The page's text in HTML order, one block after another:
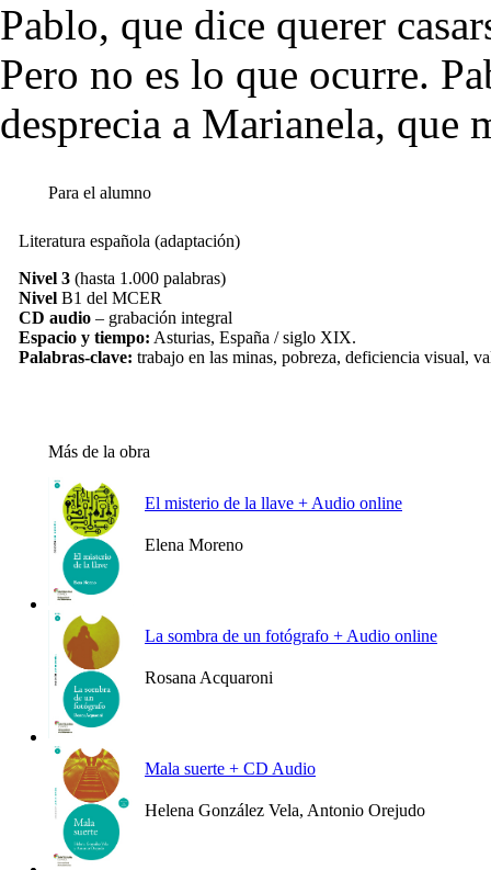
Pablo, que dice querer
Pero no es lo que ocurre.
desprecia a Marianela, que
Para el alumno
Literatura española (adaptación)
Nivel 3 (hasta 1.000 palabras)
Nivel B1 del MCER
CD audio – grabación integral
Espacio y tiempo: Asturias, España / siglo XIX.
Palabras-clave: trabajo en las minas, pobreza, deficiencia visual,
Más de la obra
El misterio de la llave + Audio online
Elena Moreno
La sombra de un fotógrafo + Audio online
Rosana Acquaroni
Mala suerte + CD Audio
Helena González Vela, Antonio Orejudo